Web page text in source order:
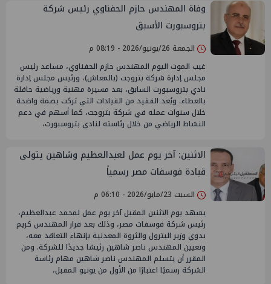
وفاة المهندس حازم الحفناوي رئيس شركة
بتروسبورت الأسبق
الجمعة 26/يونيو/2026 - 08:19 م
غيب الموت اليوم المهندس حازم الحفناوي، مساعد رئيس
مجلس إدارة شركة بتروجت (بالمعاش)، ورئيس مجلس إدارة
نادي بتروسبورت السابق، بعد مسيرة مهنية ورياضية حافلة
بالعطاء. ويُعد الفقيد من القيادات التي تركت بصمة واضحة
خلال سنوات عمله في شركة بتروجت، كما أسهم في دعم
النشاط الرياضي من خلال رئاسته لنادي بتروسبورت،
الاثنين: آخر يوم عمل لعبدالعظيم وشاهين يتولى
قيادة فوسفات مصر رسمياً
السبت 23/مايو/2026 - 06:10 م
يشهد يوم الاثنين المقبل آخر يوم عمل لمحمد عبدالعظيم،
رئيس شركة فوسفات مصر، وذلك بعد قرار المهندس كريم
بدوي وزير البترول والثروة المعدنية بإنهاء التعاقد معه،
وتعيين المهندس ناصر شاهين رئيسًا جديدًا للشركة. ومن
المقرر أن يتسلم المهندس ناصر شاهين مهام رئاسة
الشركة رسميًا اعتبارًا من الأول من يونيو المقبل،